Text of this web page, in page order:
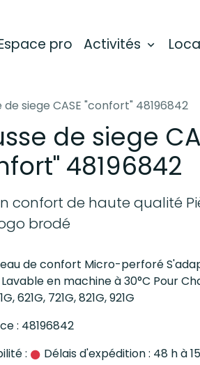
pro Activités
de siege CASE "confort" 48196842
de siege
48196842
confort de haute qualité
brodé
de confort Micro-perforé
en machine à 30°C Pour
621G, 721G, 821G, 921G
: 48196842
:
Délais d'expédition : 48 h à